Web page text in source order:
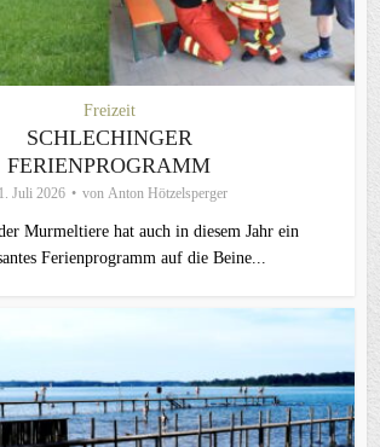
Freizeit
SCHLECHINGER
FERIENPROGRAMM
Juli 2026 von Anton Hötzelsperger
Murmeltiere hat auch in diesem Jahr ein
Ferienprogramm auf die Beine...